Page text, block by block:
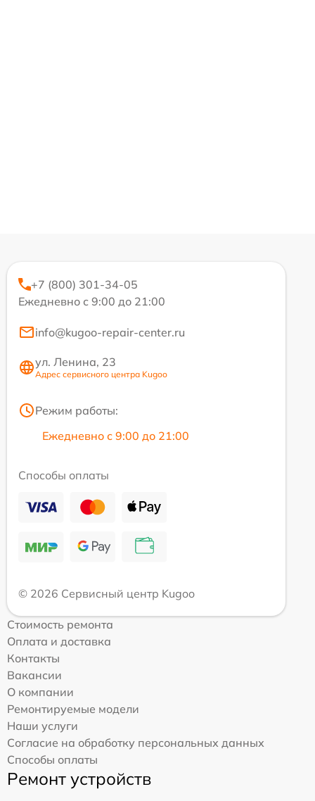
+7 (800) 301-34-05
Ежедневно с 9:00 до 21:00
info@kugoo-repair-center.ru
ул. Ленина, 23
Адрес сервисного центра Kugoo
Режим работы:
Ежедневно с 9:00 до 21:00
Способы оплаты
© 2026 Сервисный центр Kugoo
Стоимость ремонта
Оплата и доставка
Контакты
Вакансии
О компании
Ремонтируемые модели
Наши услуги
Согласие на обработку персональных данных
Способы оплаты
Ремонт устройств